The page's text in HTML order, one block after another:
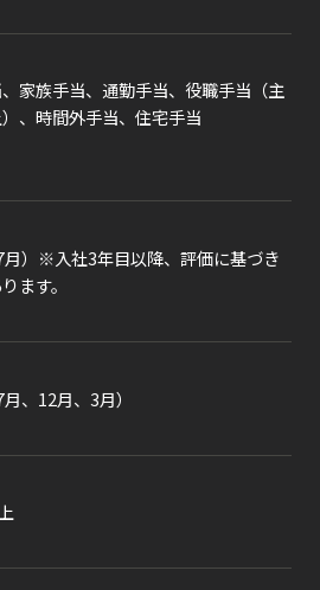
家族手当、通勤手当、役職手当（主
、時間外手当、住宅手当
月）※入社3年目以降、評価に基づき
ます。
、12月、3月）